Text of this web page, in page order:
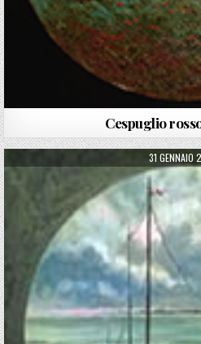
Cespuglio
PUBLISHED
31 GENNAIO